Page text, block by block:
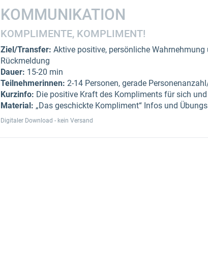
KOMMUNIKATION
KOMPLIMENTE, KOMPLIMENT!
Ziel/Transfer: Aktive positive, persönliche Wahrnehmung
Rückmeldung
Dauer: 15-20 min
Teilnehmerinnen: 2-14 Personen, gerade
Kurzinfo: Die positive Kraft des Kompliments für sich
Material: „Das geschickte Kompliment“ Infos und
Digitaler Download - kein Versand